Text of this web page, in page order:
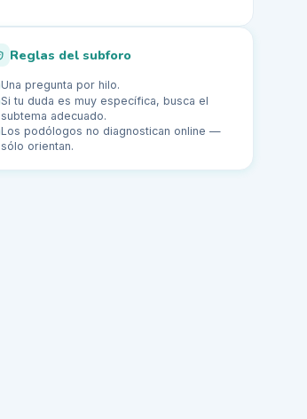
Reglas del subforo
Una pregunta por hilo.
Si tu duda es muy específica, busca el
subtema adecuado.
Los podólogos no diagnostican online —
sólo orientan.